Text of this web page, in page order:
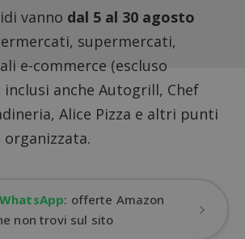
vanno dal 5 al 30 agosto
supermercati,
e-commerce (escluso
inclusi anche Autogrill, Chef
Alice Pizza e altri punti
WhatsApp: offerte Amazon
non trovi sul sito